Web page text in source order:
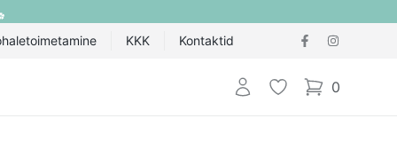
KKK Kontaktid
Logi sisseLemmik 0
items in cart,